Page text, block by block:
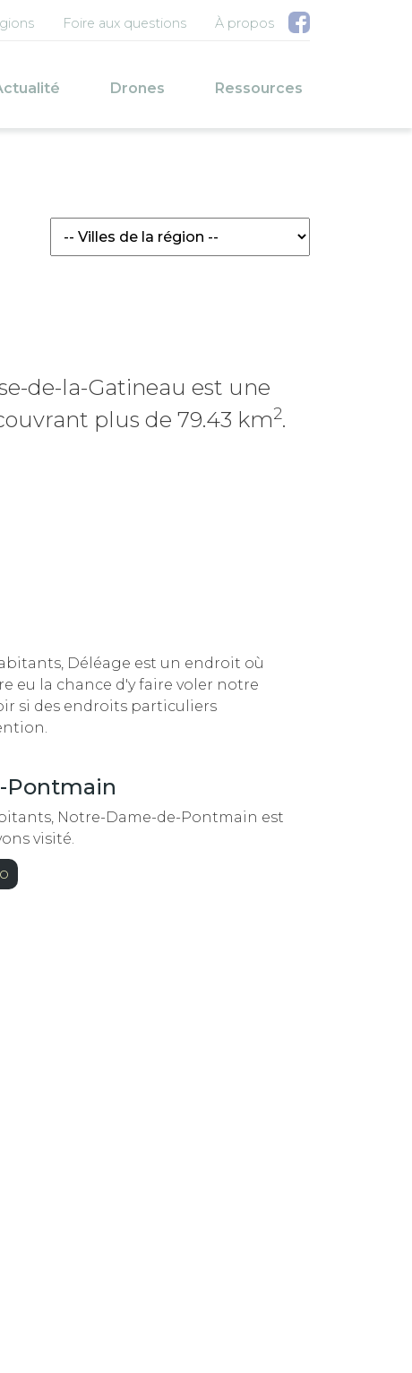
du compte de l'utilisateur
Foire aux questions À propos
Drones Ressources
de-la-Gatineau est une
plus de 79.43 km2.
Déléage est un endroit où
eu la chance d'y faire voler notre
si des endroits particuliers
Pontmain
Notre-Dame-de-Pontmain est
visité.